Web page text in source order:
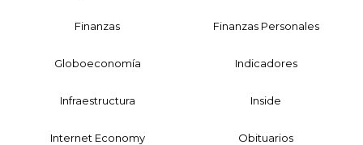
Finanzas Finanzas Personales
Globoeconomía Indicadores
Infraestructura Inside
Internet Economy Obituarios